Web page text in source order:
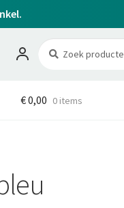
Zoeken
naar:
Zoeken
€0,00 0 items